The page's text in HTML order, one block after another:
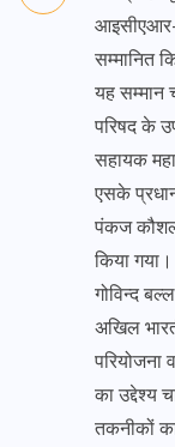
आइसीएआर-
सम्मानित
यह सम्मान
परिषद के
सहायक
एसके
पंकज कौशल
किया गया।
गोविन्द
अखिल
परियोजना
का उद्देश्य
तकनीकों